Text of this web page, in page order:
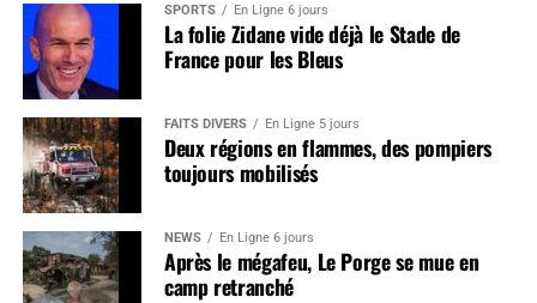
SPORTS En Ligne 6 jours
La folie Zidane vide déjà le Stade de
France pour les Bleus
FAITS DIVERS En Ligne 5 jours
Deux régions en flammes, des pompiers
toujours mobilisés
NEWS En Ligne 6 jours
Après le mégafeu, Le Porge se mue en
camp retranché